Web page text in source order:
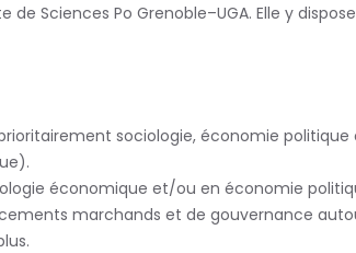
de Sciences Po Grenoble–UGA. Elle y
sociologie, économie politique
.
économique et/ou en économie
marchands et de gouvernance